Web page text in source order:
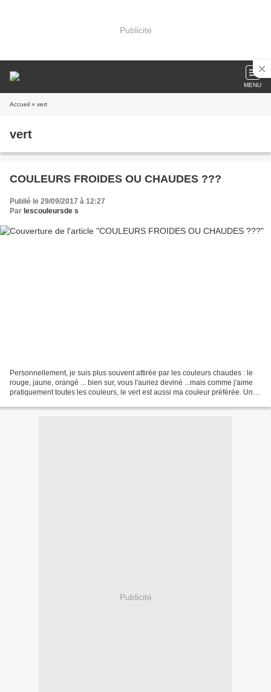
Publicité
MENU
Accueil » vert
vert
COULEURS FROIDES OU CHAUDES ???
Publié le 29/09/2017 à 12:27
Par lescouleursde s
Personnellement, je suis plus souvent attirée par les couleurs chaudes : le
rouge, jaune, orangé ... bien sur, vous l'auriez deviné ...mais comme j'aime
pratiquement toutes les couleurs, le vert est aussi ma couleur préférée. Un
Publicité